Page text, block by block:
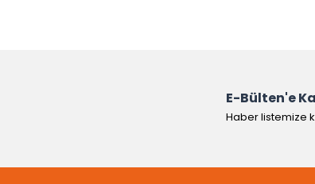
E-Bülten'e
Haber listemize